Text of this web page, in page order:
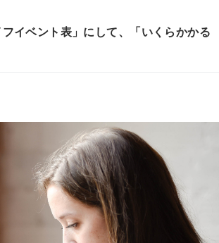
イベント表」にして、「いくらかかる